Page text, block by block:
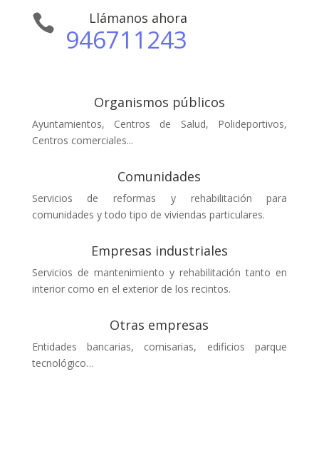
 Llámanos ahora
946711243
Organismos públicos
Ayuntamientos, Centros de Salud, Polideportivos,
Centros comerciales...
Comunidades
Servicios de reformas y rehabilitación para
comunidades y todo tipo de viviendas particulares.
Empresas industriales
Servicios de mantenimiento y rehabilitación tanto en
interior como en el exterior de los recintos.
Otras empresas
Entidades bancarias, comisarias, edificios parque
tecnológico…